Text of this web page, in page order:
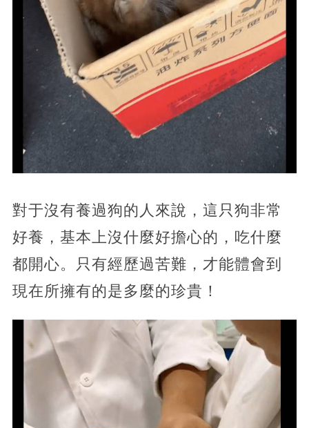
對于沒有養過狗的人來說，這只狗非常
好養，基本上沒什麼好擔心的，吃什麼
都開心。只有經歷過苦難，才能體會到
現在所擁有的是多麼的珍貴！